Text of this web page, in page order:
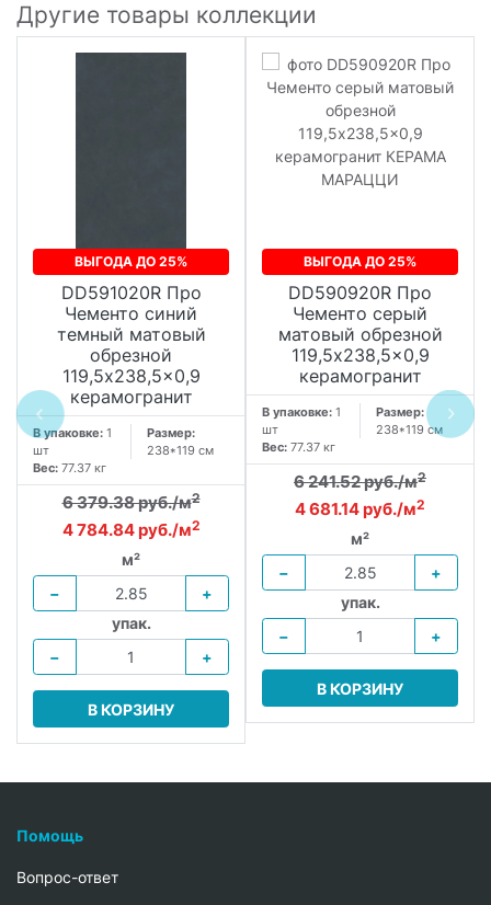
Другие товары коллекции
ВЫГОДА ДО 25%
DD591020R Про
Чементо синий
темный матовый
обрезной
119,5x238,5x0,9
керамогранит
В упаковке: 1
шт
Размер:
238*119 см
Вес: 77.37 кг
6 379.38 руб./м2
4 784.84 руб./м2
м²
−
+
упак.
−
+
В КОРЗИНУ
ВЫГОДА ДО 25%
DD590920R Про
Чементо серый
матовый обрезной
119,5x238,5x0,9
керамогранит
В упаковке: 1
шт
Размер:
238*119 см
Вес: 77.37 кг
6 241.52 руб./м2
4 681.14 руб./м2
м²
−
+
упак.
−
+
В КОРЗИНУ
Помощь
Вопрос-ответ